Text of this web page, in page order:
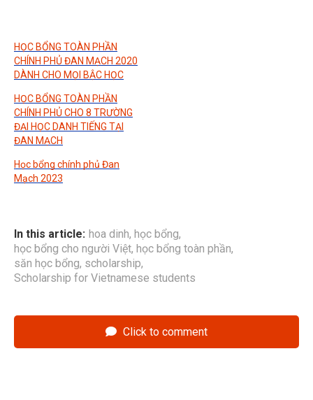
HỌC BỔNG TOÀN PHẦN
CHÍNH PHỦ ĐAN MẠCH 2020
DÀNH CHO MỌI BẬC HỌC
HỌC BỔNG TOÀN PHẦN
CHÍNH PHỦ CHO 8 TRƯỜNG
ĐẠI HỌC DANH TIẾNG TẠI
ĐAN MẠCH
Học bổng chính phủ Đan
Mạch 2023
In this article: hoa dinh, học bổng,
học bổng cho người Việt, học bổng toàn phần,
săn học bổng, scholarship,
Scholarship for Vietnamese students
Click to comment